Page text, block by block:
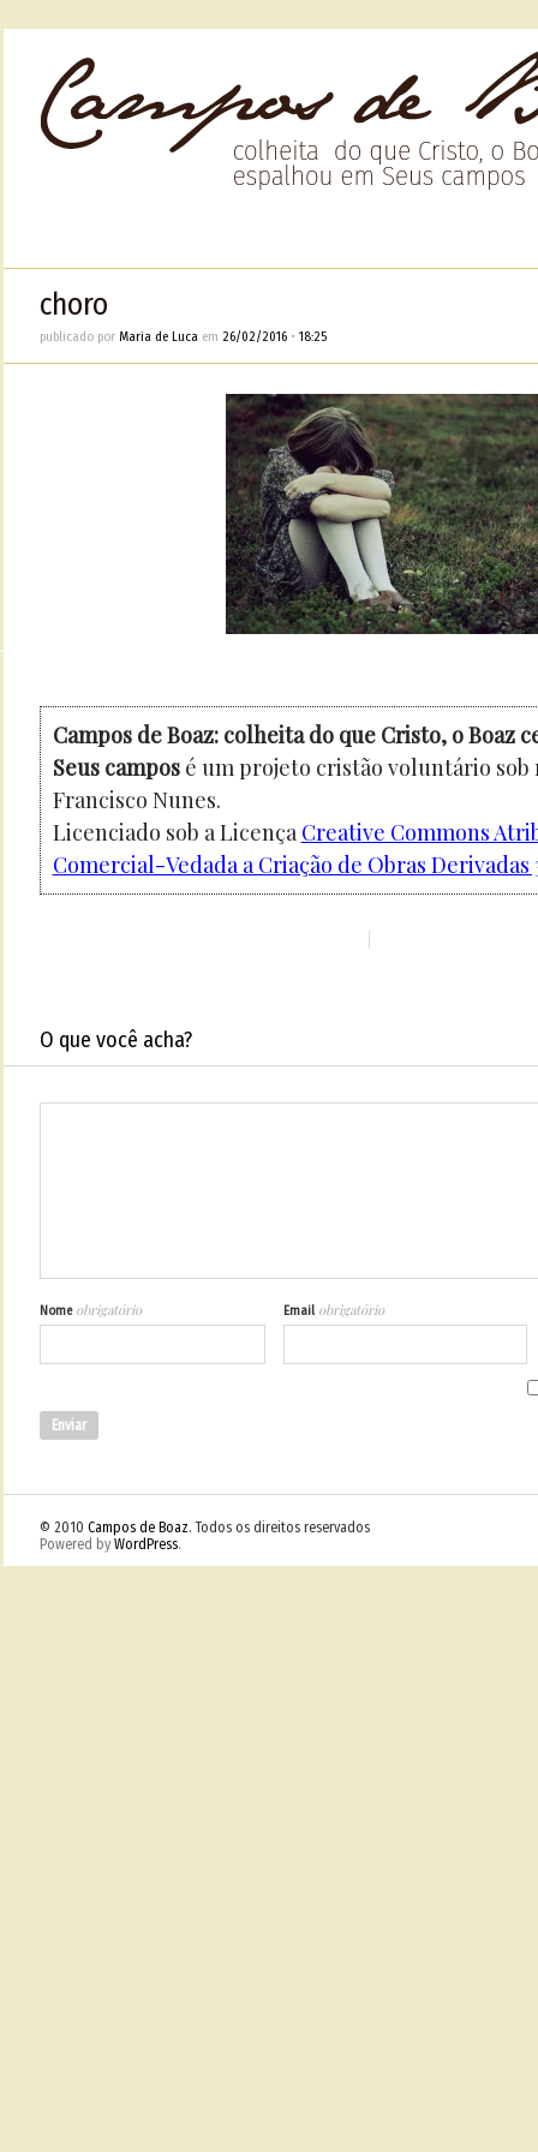
choro
publicado por Maria de Lucaem 26/02/2016• 18:25
Campos de Boaz: colheita do que Cristo, o Boaz
Seus camposé um projeto cristão voluntário sob
Francisco Nunes.
Licenciado sob a Licença Creative Commons
Comercial-Vedada a Criação de Obras Derivadas
O que você acha?
Nome obrigatório Email obrigatório
© 2010 Campos de Boaz. Todos os direitos reservados
Powered by WordPress.